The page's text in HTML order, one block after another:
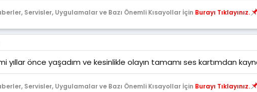
Servisler, Uygulamalar ve Bazı Önemli Kısayollar İçin Burayı Tıklayınız.
yıllar önce yaşadım ve kesinlikle olayın tamamı ses kartımdan
Servisler, Uygulamalar ve Bazı Önemli Kısayollar İçin Burayı Tıklayınız.